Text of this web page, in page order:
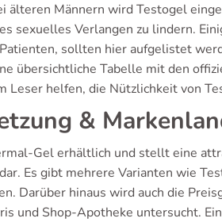
älteren Männern wird Testogel
sexuelles Verlangen zu lindern.
sollten hier aufgelistet
übersichtliche Tabelle mit den
Leser helfen, die Nützlichkeit von
&
Gel erhältlich und stellt eine
Es gibt mehrere Varianten wie
Darüber hinaus wird auch die
und Shop-Apotheke untersucht.